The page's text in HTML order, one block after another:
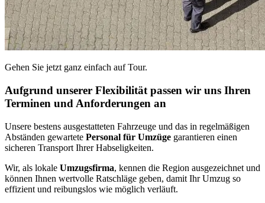
Gehen Sie jetzt ganz einfach auf Tour.
Aufgrund unserer Flexibilität passen wir uns Ihren
Terminen und Anforderungen an
Unsere bestens ausgestatteten Fahrzeuge und das in regelmäßigen
Abständen gewartete Personal für Umzüge garantieren einen
sicheren Transport Ihrer Habseligkeiten.
Wir, als lokale Umzugsfirma, kennen die Region ausgezeichnet und
können Ihnen wertvolle Ratschläge geben, damit Ihr Umzug so
effizient und reibungslos wie möglich verläuft.